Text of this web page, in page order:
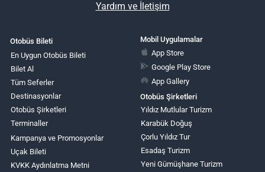
Yardım ve İletişim
Otobüs Bileti
En Uygun Otobüs Bileti
Bilet Al
Tüm Seferler
Destinasyonlar
Otobüs Şirketleri
Terminaller
Kampanya ve Promosyonlar
Uçak Bileti
KVKK Aydınlatma Metni
Mobil Uygulamalar
App Store
Google Play Store
App Gallery
Otobüs Şirketleri
Yıldız Mutlular Turizm
Karabük Doğuş
Çorlu Yıldız Tur
Esadaş Turizm
Yeni Gümüşhane Turizm